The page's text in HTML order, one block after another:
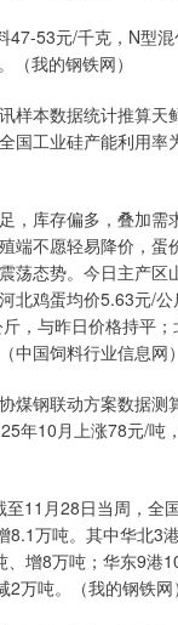
53元/千克，N型混
（我的钢铁网）
本数据统计推算天
国工业硅产能利用率
库存偏多，叠加需
端不愿轻易降价，蛋
荡态势。今日主产区
北鸡蛋均价5.63元/公
，与昨日价格持平
中国饲料行业信息网）
钢联动方案数据测
年10月上涨78元/吨
11月28日当周，全
8.1万吨。其中华北3
、增8万吨；华东9港
万吨。（我的钢铁网）